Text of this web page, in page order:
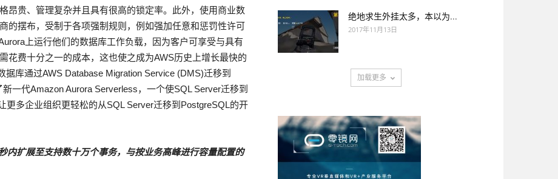
昂贵、管理复杂并且具有很高的锁定率。此外，使用商业数
的摆布，受制于各项强制规则，例如强加任意和惩罚性许可
上运行他们的数据库工作负载，因为客户可享受与具有
花费十分之一的成本，这也使之成为AWS历史上增长最快的
库通过AWS Database Migration Service (DMS)迁移到
一代Amazon Aurora Serverless，一个使SQL Server迁移到
更多企业组织更轻松的从SQL Server迁移到PostgreSQL的开
内扩展至支持数十万个事务，与按业务高峰进行容量配置的
绝地求生外挂太多，本以为...
2017年11月13日
加载更多